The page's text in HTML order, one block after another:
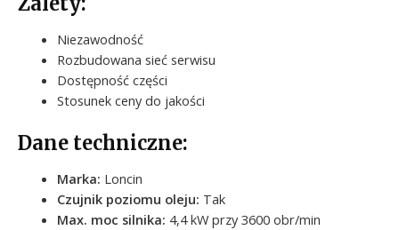
Niezawodność
Rozbudowana sieć serwisu
Dostępność części
Stosunek ceny do jakości
Dane techniczne:
Marka: Loncin
Czujnik poziomu oleju: Tak
Max. moc silnika: 4,4 kW przy 3600 obr/min